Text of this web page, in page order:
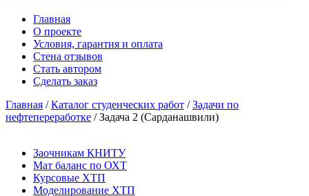
Главная
О проекте
Условия, гарантия и оплата
Стена отзывов
Стать автором
Сделать заказ
Главная /Каталог студенческих работ /Задачи по
нефтепереработке / Задача 2 (Сарданашвили)
Заочникам КНИТУ
Мат баланс по ОХТ
Курсовые ХТП
Моделирование ХТП